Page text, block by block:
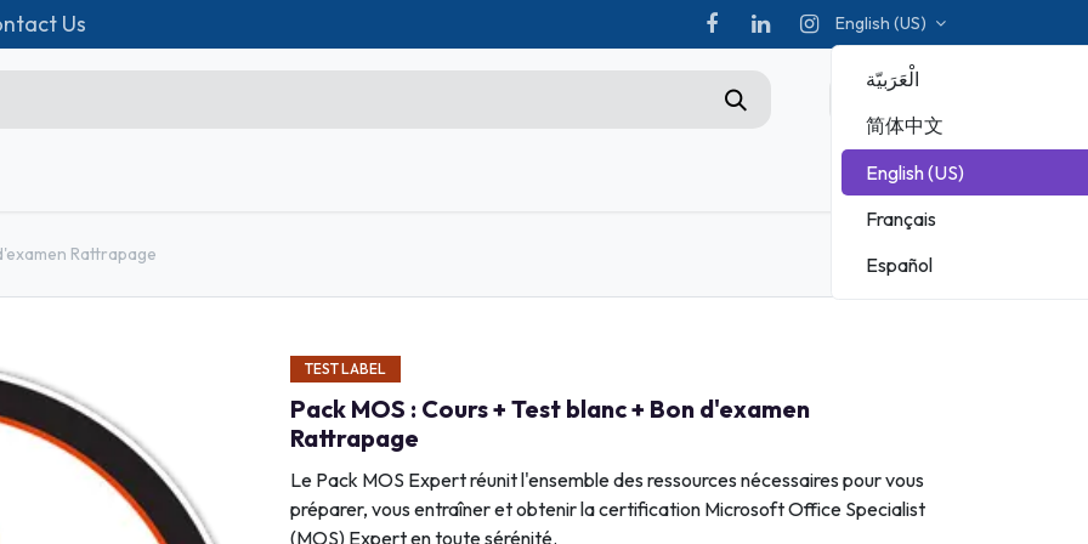
Us English (US)
الْعَرَبيّة
简体中文
English (US)
Français
Español
Microsoft Excel Débutant
Microsoft Excel Associate
Power Bi
Création d'entreprise
Création de Site
Webmarketing & Réseaux
MICROSOFT
Rattrapage
TEST LABEL
Pack MOS : Cours + Test blanc + Bon d'examen
Rattrapage
Le Pack MOS Expert réunit l'ensemble des ressources nécessaires pour vous
préparer, vous entraîner et obtenir la certification Microsoft Office Specialist
(MOS) Expert en toute sérénité.